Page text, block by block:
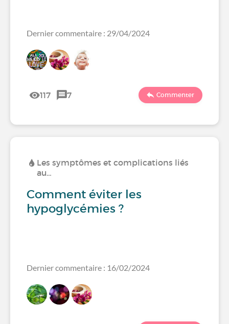
Dernier commentaire : 29/04/2024
117 7 Commenter
Les symptômes et complications liés
au…
Comment éviter les
hypoglycémies ?
Dernier commentaire : 16/02/2024